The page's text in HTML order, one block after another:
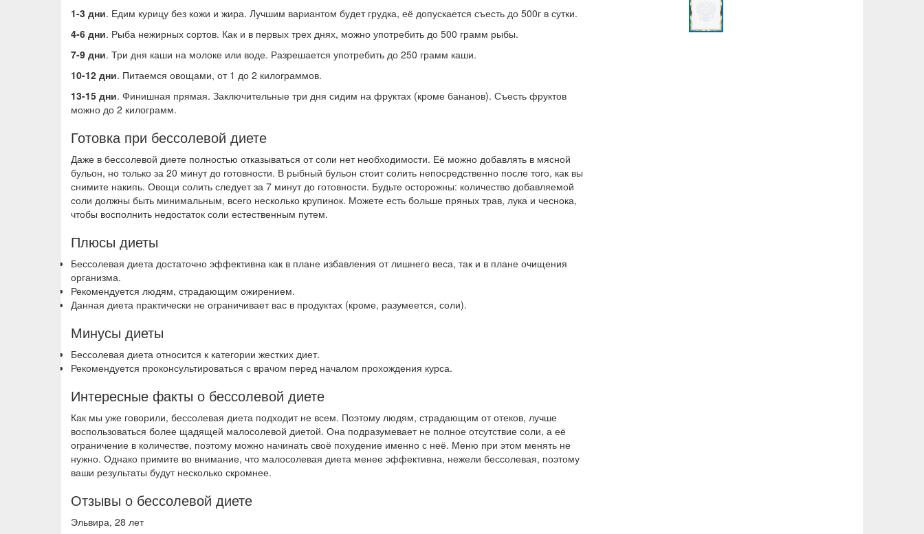
1-3 дни. Едим курицу без кожи и жира. Лучшим вариантом будет грудка, её допускается съесть до 500г в сутки.
4-6 дни. Рыба нежирных сортов. Как и в первых трех днях, можно употребить до 500 грамм рыбы.
7-9 дни. Три дня каши на молоке или воде. Разрешается употребить до 250 грамм каши.
10-12 дни. Питаемся овощами, от 1 до 2 килограммов.
13-15 дни. Финишная прямая. Заключительные три дня сидим на фруктах (кроме бананов). Съесть фруктов
можно до 2 килограмм.
Готовка при бессолевой диете
Даже в бессолевой диете полностью отказываться от соли нет необходимости. Её можно добавлять в мясной
бульон, но только за 20 минут до готовности. В рыбный бульон стоит солить непосредственно после того, как вы
снимите накипь. Овощи солить следует за 7 минут до готовности. Будьте осторожны: количество добавляемой
соли должны быть минимальным, всего несколько крупинок. Можете есть больше пряных трав, лука и чеснока,
чтобы восполнить недостаток соли естественным путем.
Плюсы диеты
Бессолевая диета достаточно эффективна как в плане избавления от лишнего веса, так и в плане очищения
организма.
Рекомендуется людям, страдающим ожирением.
Данная диета практически не ограничивает вас в продуктах (кроме, разумеется, соли).
Минусы диеты
Бессолевая диета относится к категории жестких диет.
Рекомендуется проконсультироваться с врачом перед началом прохождения курса.
Интересные факты о бессолевой диете
Как мы уже говорили, бессолевая диета подходит не всем. Поэтому людям, страдающим от отеков, лучше
воспользоваться более щадящей малосолевой диетой. Она подразумевает не полное отсутствие соли, а её
ограничение в количестве, поэтому можно начинать своё похудение именно с неё. Меню при этом менять не
нужно. Однако примите во внимание, что малосолевая диета менее эффективна, нежели бессолевая, поэтому
ваши результаты будут несколько скромнее.
Отзывы о бессолевой диете
Эльвира, 28 лет